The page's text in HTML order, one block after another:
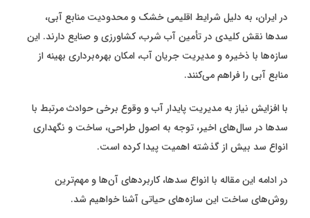
در ایران، به دلیل شرایط اقلیمی خشک و محدودیت منابع آبی،
سدها نقش کلیدی در تأمین آب شرب، کشاورزی و صنایع دارند. این
سازه‌ها با ذخیره و مدیریت جریان آب، امکان بهره‌برداری بهینه از
منابع آبی را فراهم می‌کنند.
با افزایش نیاز به مدیریت پایدار آب و وقوع برخی حوادث مرتبط با
سدها در سال‌های اخیر، توجه به اصول طراحی، ساخت و نگهداری
انواع سد بیش از گذشته اهمیت پیدا کرده است.
در ادامه این مقاله با انواع سدها، کاربردهای آن‌ها و مهم‌ترین
روش‌های ساخت این سازه‌های حیاتی آشنا خواهیم شد.